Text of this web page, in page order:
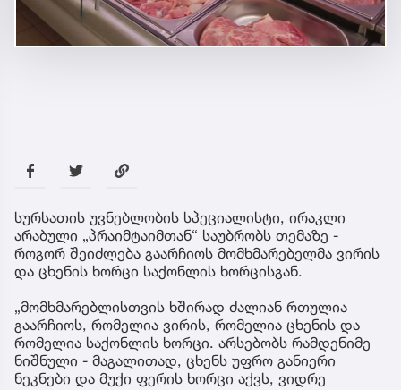
სურსათის უვნებლობის სპეციალისტი, ირაკლი
არაბული „პრაიმტაიმთან“ საუბრობს თემაზე -
როგორ შეიძლება გაარჩიოს მომხმარებელმა ვირის
და ცხენის ხორცი საქონლის ხორცისგან.
„მომხმარებლისთვის ხშირად ძალიან რთულია
გაარჩიოს, რომელია ვირის, რომელია ცხენის და
რომელია საქონლის ხორცი. არსებობს რამდენიმე
ნიშნული - მაგალითად, ცხენს უფრო განიერი
ნეკნები და მუქი ფერის ხორცი აქვს, ვიდრე